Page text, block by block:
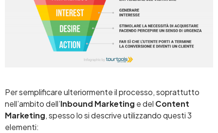
Per semplificare ulteriormente il processo, soprattutto
nell’ambito dell’Inbound Marketing e del Content
Marketing, spesso lo si descrive utilizzando questi 3
elementi: